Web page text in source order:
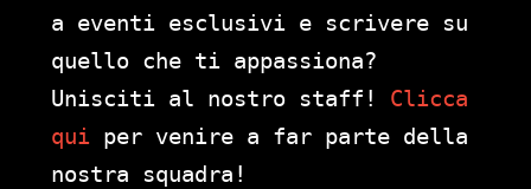
a eventi esclusivi e scrivere su
quello che ti appassiona?
Unisciti al nostro staff! Clicca
qui per venire a far parte della
nostra squadra!